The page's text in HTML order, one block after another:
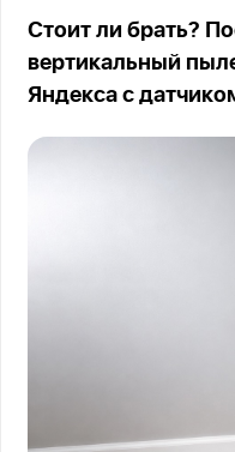
Стоит ли брать?
вертикальный
Яндекса с